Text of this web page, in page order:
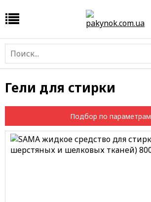
Гели для стирки
Подбор по параметрам